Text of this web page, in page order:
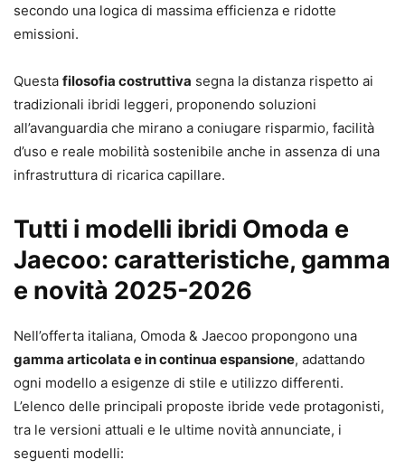
secondo una logica di massima efficienza e ridotte
emissioni.
Questa filosofia costruttiva segna la distanza rispetto ai
tradizionali ibridi leggeri, proponendo soluzioni
all’avanguardia che mirano a coniugare risparmio, facilità
d’uso e reale mobilità sostenibile anche in assenza di una
infrastruttura di ricarica capillare.
Tutti i modelli ibridi Omoda e
Jaecoo: caratteristiche, gamma
e novità 2025-2026
Nell’offerta italiana, Omoda & Jaecoo propongono una
gamma articolata e in continua espansione, adattando
ogni modello a esigenze di stile e utilizzo differenti.
L’elenco delle principali proposte ibride vede protagonisti,
tra le versioni attuali e le ultime novità annunciate, i
seguenti modelli: